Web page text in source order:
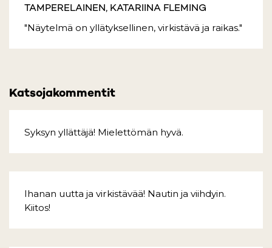
TAMPERELAINEN, KATARIINA FLEMING
"Näytelmä on yllätyksellinen, virkistävä ja raikas."
Katsojakommentit
Syksyn yllättäjä! Mielettömän hyvä.
Ihanan uutta ja virkistävää! Nautin ja viihdyin.
Kiitos!